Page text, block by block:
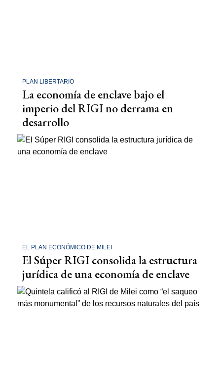
PLAN LIBERTARIO
La economía de enclave bajo el
imperio del RIGI no derrama en
desarrollo
EL PLAN ECONÓMICO DE MILEI
El Súper RIGI consolida la estructura
jurídica de una economía de enclave